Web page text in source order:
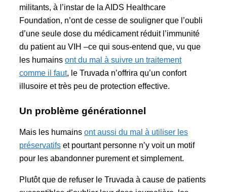
militants, à l’instar de la AIDS Healthcare
Foundation, n’ont de cesse de souligner que l’oubli
d’une seule dose du médicament réduit l’immunité
du patient au VIH –ce qui sous-entend que, vu que
les humains ont du mal à suivre un traitement
comme il faut, le Truvada n’offrira qu’un confort
illusoire et très peu de protection effective.
Un problème générationnel
Mais les humains ont aussi du mal à utiliser les
préservatifs et pourtant personne n’y voit un motif
pour les abandonner purement et simplement.
Plutôt que de refuser le Truvada à cause de patients